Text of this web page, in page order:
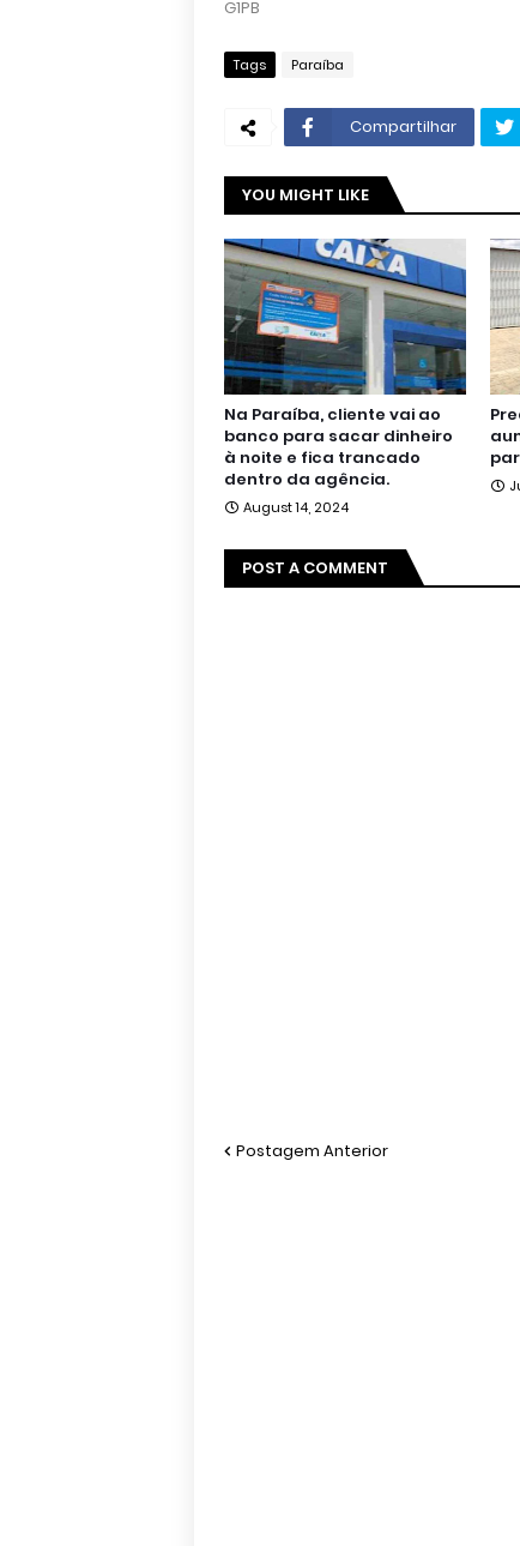
G1PB
Tags Paraíba
Compartilhar
YOU MIGHT LIKE
Na Paraíba, cliente vai ao
banco para sacar dinheiro
à noite e fica trancado
dentro da agência.
August 14, 2024
POST A COMMENT
Postagem Anterior